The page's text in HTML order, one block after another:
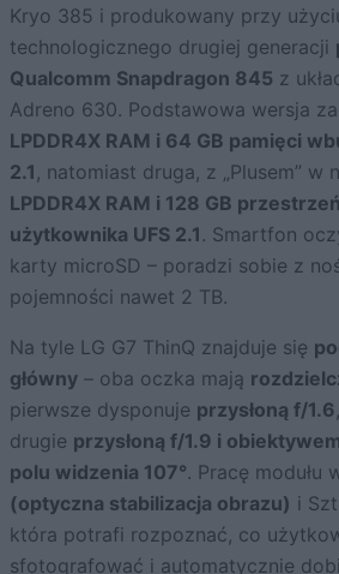
Kryo 385 i produkowany przy
technologicznego drugiej generacji
Qualcomm Snapdragon 845 z
Adreno 630. Podstawowa wersja
LPDDR4X RAM i 64 GB pamięci
2.1 , natomiast druga, z „Plusem” w
LPDDR4X RAM i 128 GB
użytkownika UFS 2.1. Smartfon
karty microSD – poradzi sobie z
pojemności nawet 2 TB.
Na tyle LG G7 ThinQ znajduje się
główny – oba oczka mają
pierwsze dysponuje przysłoną f/1.6
drugie przysłoną f/1.9 i
polu widzenia 107°. Pracę modułu
(optyczna stabilizacja obrazu) i
która potrafi rozpoznać, co
sfotografować i automatycznie